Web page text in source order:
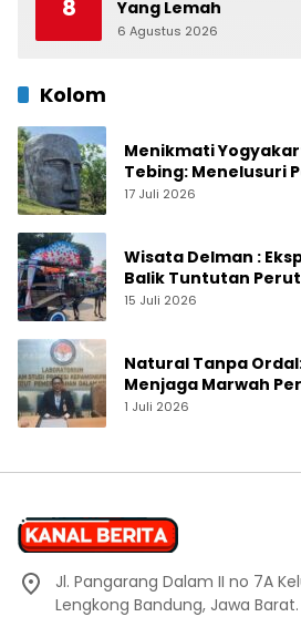
8
Yang Lemah
6 Agustus 2026
Kolom
Menikmati
Tebing: Menelusuri
Jogja yang Sedang
17 Juli 2026
Wisata Delman :
Balik Tuntutan
15 Juli 2026
Natural Tanpa
Menjaga Marwah
1 Juli 2026
Jl. Pangarang Dalam II no 7A
Lengkong Bandung, Jawa Barat.